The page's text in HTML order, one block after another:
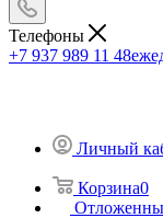
Телефоны
+7 937 989 11 48
Личный
Корзина0